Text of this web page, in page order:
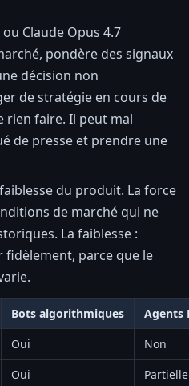
Claude Opus 4.7
pondère des signaux
décision non
de stratégie en cours de
rien faire. Il peut mal
de presse et prendre une
du produit. La force
de marché qui ne
La faiblesse :
parce que le
Bots algorithmiques
Agents
Oui
Non
Oui